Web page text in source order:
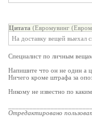
Цитата (Евромувинг
На доставку вещей выехал
Специалист по личным
Напишите что он не один а
Ничего кроме штрафа за
Никому не известно по
Отредактировано